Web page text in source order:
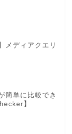
メディアクエリ
簡単に比較でき
】